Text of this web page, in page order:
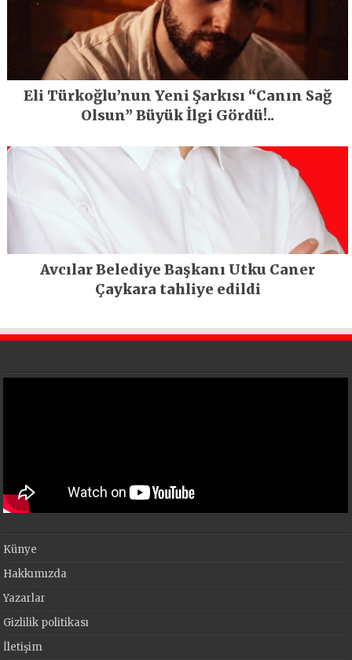
Eli Türkoğlu’nun Yeni Şarkısı “Canın Sağ
Olsun” Büyük İlgi Gördü!..
Avcılar Belediye Başkanı Utku Caner
Çaykara tahliye edildi
Künye
Hakkımızda
Yazarlar
Gizlilik politikası
İletişim